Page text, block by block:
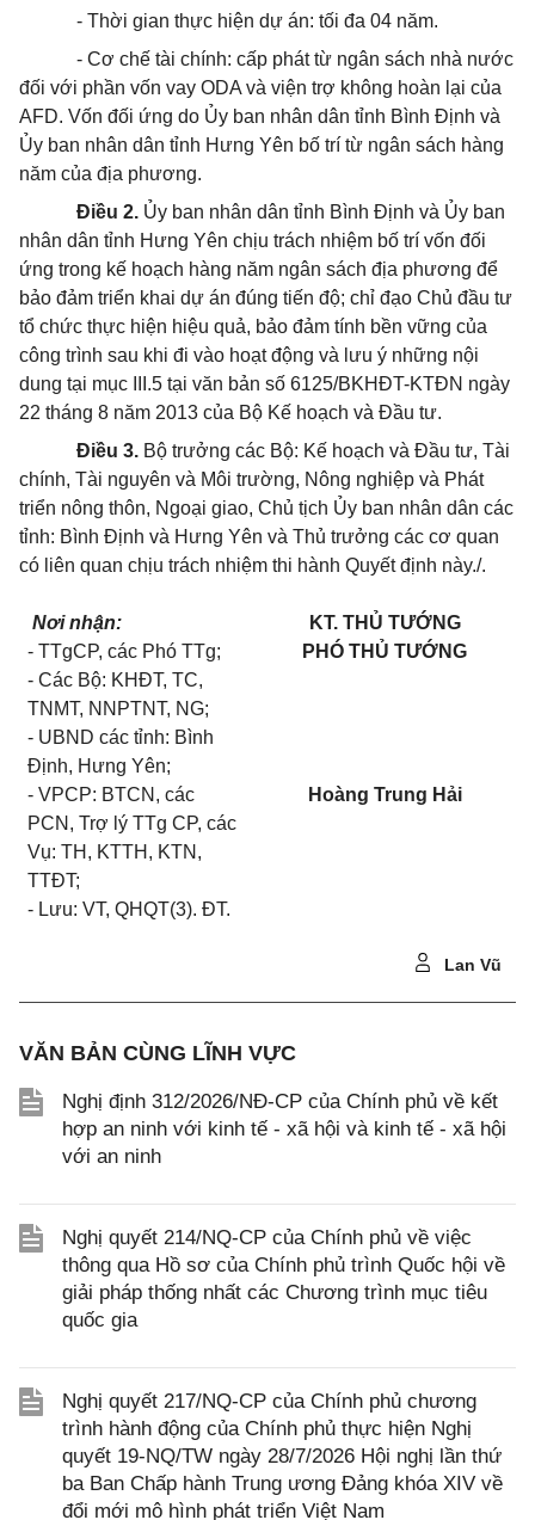
- Thời gian thực hiện dự án: tối đa 04 năm.
- Cơ chế tài chính: cấp phát từ ngân sách nhà nước
đối với phần vốn vay ODA và viện trợ không hoàn lại của
AFD. Vốn đối ứng do Ủy ban nhân dân tỉnh Bình Định và
Ủy ban nhân dân tỉnh Hưng Yên bố trí từ ngân sách hàng
năm của địa phương.
Điều 2. Ủy ban nhân dân tỉnh Bình Định và Ủy ban
nhân dân tỉnh Hưng Yên chịu trách nhiệm bố trí vốn đối
ứng trong kế hoạch hàng năm ngân sách địa phương để
bảo đảm triển khai dự án đúng tiến độ; chỉ đạo Chủ đầu tư
tổ chức thực hiện hiệu quả, bảo đảm tính bền vững của
công trình sau khi đi vào hoạt động và lưu ý những nội
dung tại mục III.5 tại văn bản số 6125/BKHĐT-KTĐN ngày
22 tháng 8 năm 2013 của Bộ Kế hoạch và Đầu tư.
Điều 3. Bộ trưởng các Bộ: Kế hoạch và Đầu tư, Tài
chính, Tài nguyên và Môi trường, Nông nghiệp và Phát
triển nông thôn, Ngoại giao, Chủ tịch Ủy ban nhân dân các
tỉnh: Bình Định và Hưng Yên và Thủ trưởng các cơ quan
có liên quan chịu trách nhiệm thi hành Quyết định này./.
Nơi nhận:
- TTgCP, các Phó TTg;
- Các Bộ: KHĐT, TC,
TNMT, NNPTNT, NG;
- UBND các tỉnh: Bình
Định, Hưng Yên;
- VPCP: BTCN, các
PCN, Trợ lý TTg CP, các
Vụ: TH, KTTH, KTN,
TTĐT;
- Lưu: VT, QHQT(3). ĐT.
KT. THỦ TƯỚNG
PHÓ THỦ TƯỚNG
Hoàng Trung Hải
Lan Vũ
VĂN BẢN CÙNG LĨNH VỰC
Nghị định 312/2026/NĐ-CP của Chính phủ về kết
hợp an ninh với kinh tế - xã hội và kinh tế - xã hội
với an ninh
Nghị quyết 214/NQ-CP của Chính phủ về việc
thông qua Hồ sơ của Chính phủ trình Quốc hội về
giải pháp thống nhất các Chương trình mục tiêu
quốc gia
Nghị quyết 217/NQ-CP của Chính phủ chương
trình hành động của Chính phủ thực hiện Nghị
quyết 19-NQ/TW ngày 28/7/2026 Hội nghị lần thứ
ba Ban Chấp hành Trung ương Đảng khóa XIV về
đổi mới mô hình phát triển Việt Nam